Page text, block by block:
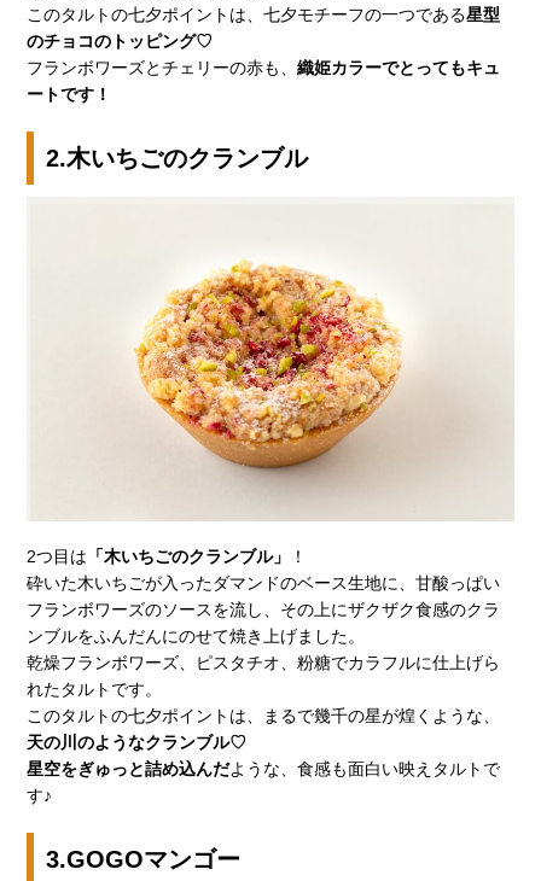
このタルトの七夕ポイントは、七夕モチーフの一つである星型
のチョコのトッピング♡
フランボワーズとチェリーの赤も、織姫カラーでとってもキュ
ートです！
2.木いちごのクランブル
2つ目は 「木いちごのクランブル」
！
砕いた木いちごが入ったダマンドのベース生地に、甘酸っぱい
フランボワーズのソースを流し、その上にザクザク食感のクラ
ンブルをふんだんにのせて焼き上げました。
乾燥フランボワーズ、ピスタチオ、粉糖でカラフルに仕上げら
れたタルトです。
このタルトの七夕ポイントは、まるで幾千の星が煌くような、
天の川のようなクランブル♡
星空をぎゅっと詰め込んだような、食感も面白い映えタルトで
す♪
3.GOGOマンゴー